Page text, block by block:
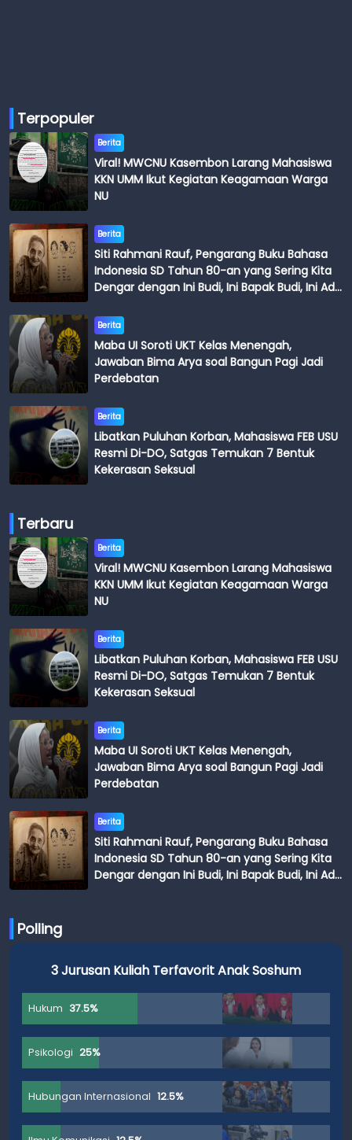
Terpopuler
Berita
Viral! MWCNU Kasembon Larang Mahasiswa
KKN UMM Ikut Kegiatan Keagamaan Warga
NU
Berita
Siti Rahmani Rauf, Pengarang Buku Bahasa
Indonesia SD Tahun 80-an yang Sering Kita
Dengar dengan Ini Budi, Ini Bapak Budi, Ini Adik
Berita
Maba UI Soroti UKT Kelas Menengah,
Jawaban Bima Arya soal Bangun Pagi Jadi
Perdebatan
Berita
Libatkan Puluhan Korban, Mahasiswa FEB USU
Resmi Di-DO, Satgas Temukan 7 Bentuk
Kekerasan Seksual
Terbaru
Berita
Viral! MWCNU Kasembon Larang Mahasiswa
KKN UMM Ikut Kegiatan Keagamaan Warga
NU
Berita
Libatkan Puluhan Korban, Mahasiswa FEB USU
Resmi Di-DO, Satgas Temukan 7 Bentuk
Kekerasan Seksual
Berita
Maba UI Soroti UKT Kelas Menengah,
Jawaban Bima Arya soal Bangun Pagi Jadi
Perdebatan
Berita
Siti Rahmani Rauf, Pengarang Buku Bahasa
Indonesia SD Tahun 80-an yang Sering Kita
Dengar dengan Ini Budi, Ini Bapak Budi, Ini Adik
Polling
3 Jurusan Kuliah Terfavorit Anak Soshum
Hukum 37.5%
Psikologi 25%
Hubungan Internasional 12.5%